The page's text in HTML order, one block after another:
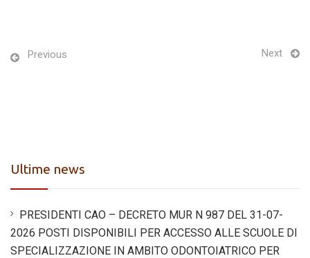
Previous Next
Ultime news
PRESIDENTI CAO – DECRETO MUR N 987 DEL 31-07-
2026 POSTI DISPONIBILI PER ACCESSO ALLE SCUOLE DI
SPECIALIZZAZIONE IN AMBITO ODONTOIATRICO PER